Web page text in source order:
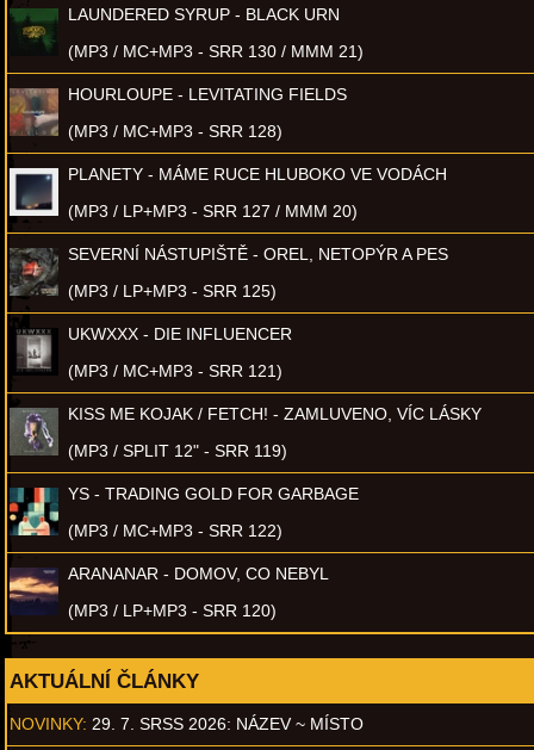
LAUNDERED SYRUP - BLACK URN
(MP3 / MC+MP3 - SRR 130 / MMM 21)
HOURLOUPE - LEVITATING FIELDS
(MP3 / MC+MP3 - SRR 128)
PLANETY - MÁME RUCE HLUBOKO VE VODÁCH
(MP3 / LP+MP3 - SRR 127 / MMM 20)
SEVERNÍ NÁSTUPIŠTĚ - OREL, NETOPÝR A PES
(MP3 / LP+MP3 - SRR 125)
UKWXXX - DIE INFLUENCER
(MP3 / MC+MP3 - SRR 121)
KISS ME KOJAK / FETCH! - ZAMLUVENO, VÍC LÁSKY
(MP3 / SPLIT 12" - SRR 119)
YS - TRADING GOLD FOR GARBAGE
(MP3 / MC+MP3 - SRR 122)
ARANANAR - DOMOV, CO NEBYL
(MP3 / LP+MP3 - SRR 120)
AKTUÁLNÍ ČLÁNKY
NOVINKY: 29. 7. SRSS 2026: NÁZEV ~ MÍSTO